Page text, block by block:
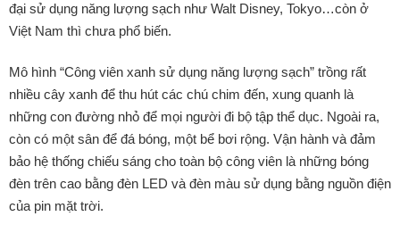
đại sử dụng năng lượng sạch như Walt Disney, Tokyo…còn ở
Việt Nam thì chưa phổ biến.
Mô hình “Công viên xanh sử dụng năng lượng sạch” trồng rất
nhiều cây xanh để thu hút các chú chim đến, xung quanh là
những con đường nhỏ để mọi người đi bộ tập thể dục. Ngoài ra,
còn có một sân để đá bóng, một bể bơi rộng. Vận hành và đảm
bảo hệ thống chiếu sáng cho toàn bộ công viên là những bóng
đèn trên cao bằng đèn LED và đèn màu sử dụng bằng nguồn điện
của pin mặt trời.